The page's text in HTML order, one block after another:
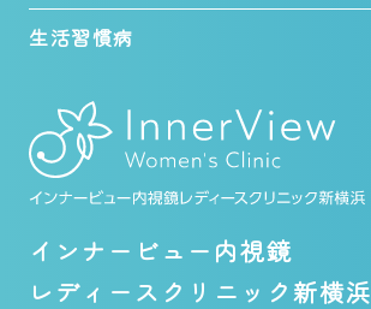
生活習慣病
インナービュー内視鏡
レディースクリニック新横浜